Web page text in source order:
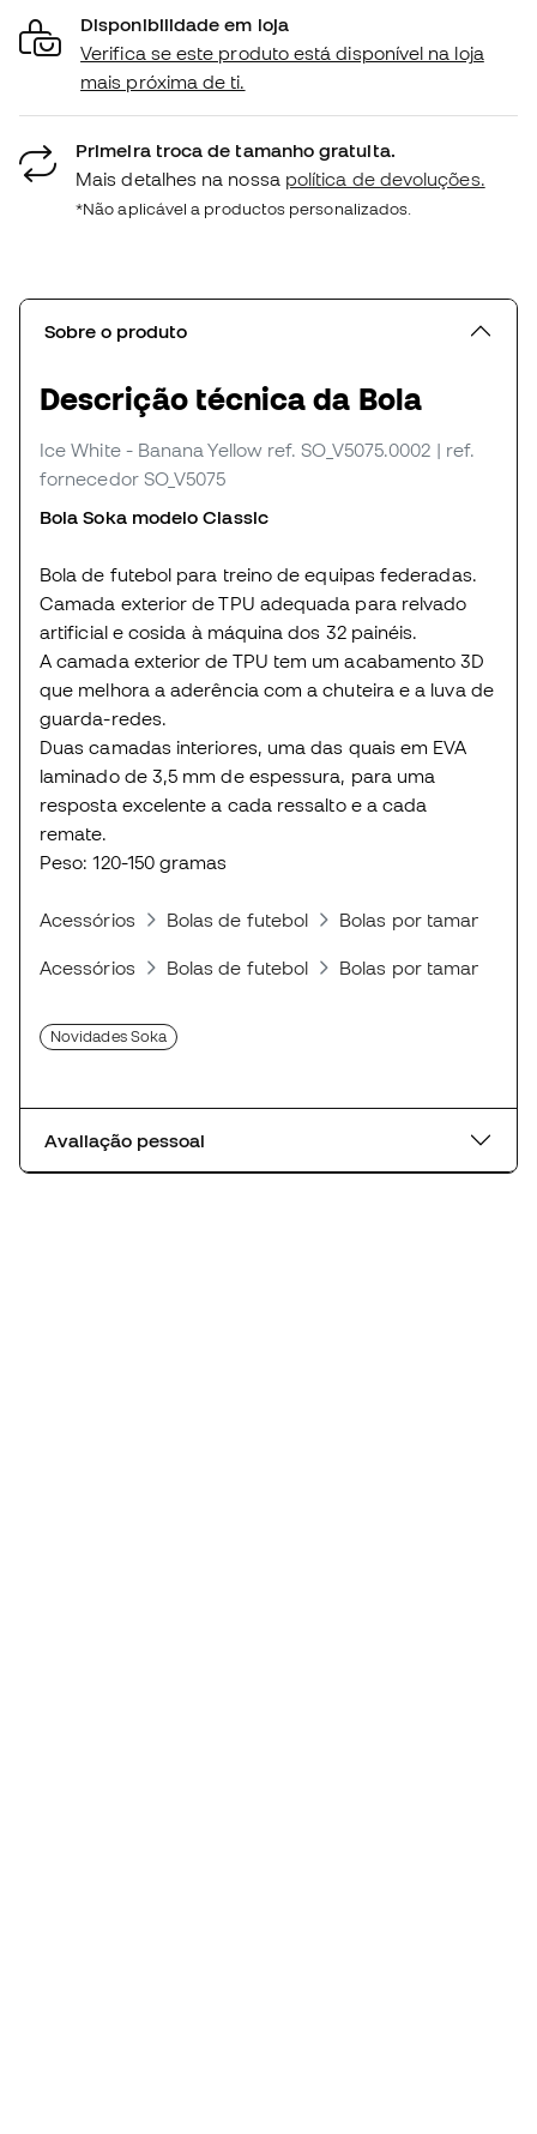
Disponibilidade em loja
Verifica se este produto está disponível na loja
mais próxima de ti.
Primeira troca de tamanho gratuita.
Mais detalhes na nossa política de devoluções.
*Não aplicável a productos personalizados.
Sobre o produto
Descrição técnica da Bola
Ice White - Banana Yellow ref. SO_V5075.0002 | ref.
fornecedor SO_V5075
Bola Soka modelo Classic
Bola de futebol para treino de equipas federadas.
Camada exterior de TPU adequada para relvado
artificial e cosida à máquina dos 32 painéis.
A camada exterior de TPU tem um acabamento 3D
que melhora a aderência com a chuteira e a luva de
guarda-redes.
Duas camadas interiores, uma das quais em EVA
laminado de 3,5 mm de espessura, para uma
resposta excelente a cada ressalto e a cada
remate.
Peso: 120-150 gramas
Acessórios Bolas de futebol Bolas por tamanhos
Acessórios Bolas de futebol Bolas por tamanhos
Novidades Soka
Avaliação pessoal